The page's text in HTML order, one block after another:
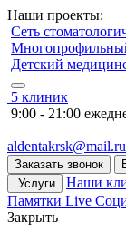
Наши проекты:
Сеть
Детский
5 клиник
9:00 - 21:00
aldentakrsk@mail.ru
Заказать звонок
Услуги
Наши
Памятки Live
Закрыть